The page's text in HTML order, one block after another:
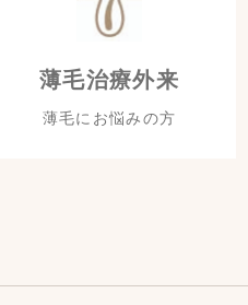
薄毛治療外来
薄毛にお悩みの方